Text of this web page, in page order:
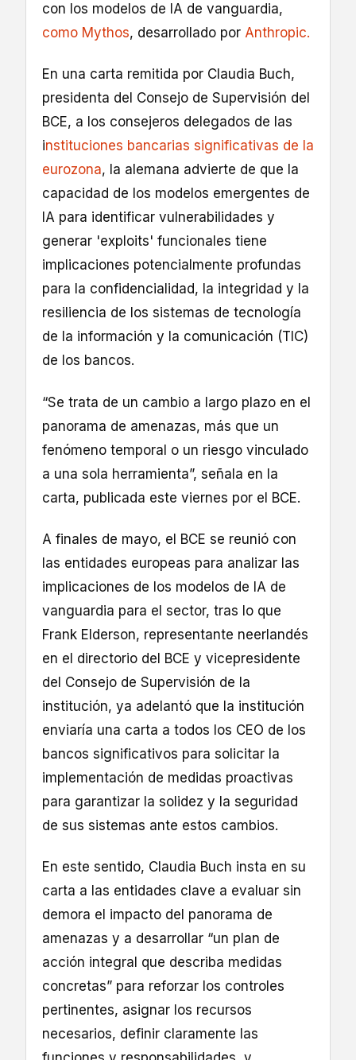
con los modelos de IA de vanguardia,
como Mythos, desarrollado por Anthropic.
En una carta remitida por Claudia Buch,
presidenta del Consejo de Supervisión del
BCE, a los consejeros delegados de las
instituciones bancarias significativas de la
eurozona, la alemana advierte de que la
capacidad de los modelos emergentes de
IA para identificar vulnerabilidades y
generar 'exploits' funcionales tiene
implicaciones potencialmente profundas
para la confidencialidad, la integridad y la
resiliencia de los sistemas de tecnología
de la información y la comunicación (TIC)
de los bancos.
“Se trata de un cambio a largo plazo en el
panorama de amenazas, más que un
fenómeno temporal o un riesgo vinculado
a una sola herramienta”, señala en la
carta, publicada este viernes por el BCE.
A finales de mayo, el BCE se reunió con
las entidades europeas para analizar las
implicaciones de los modelos de IA de
vanguardia para el sector, tras lo que
Frank Elderson, representante neerlandés
en el directorio del BCE y vicepresidente
del Consejo de Supervisión de la
institución, ya adelantó que la institución
enviaría una carta a todos los CEO de los
bancos significativos para solicitar la
implementación de medidas proactivas
para garantizar la solidez y la seguridad
de sus sistemas ante estos cambios.
En este sentido, Claudia Buch insta en su
carta a las entidades clave a evaluar sin
demora el impacto del panorama de
amenazas y a desarrollar “un plan de
acción integral que describa medidas
concretas” para reforzar los controles
pertinentes, asignar los recursos
necesarios, definir claramente las